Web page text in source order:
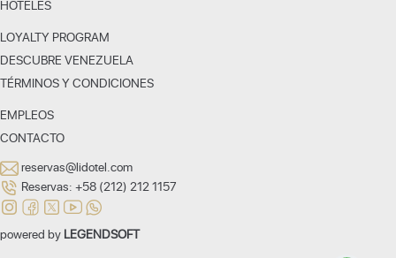
HOTELES
CARACAS
VALENCIA
MARGARITA
PARAGUANÁ
PLAYA EL AGUA
LOYALTY
PROGRAM
DESCUBRE
HOTELES
LOYALTY PROGRAM
DESCUBRE VENEZUELA
TÉRMINOS Y CONDICIONES
EMPLEOS
CONTACTO
reservas@lidotel.com
Reservas: +58 (212) 212 1157
powered by LEGENDSOFT